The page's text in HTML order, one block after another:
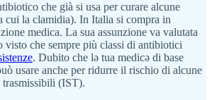
che già si usa per curare alcune
cui la clamidia). In Italia si compra in
medica. La sua assunzione va valutata
visto che sempre più classi di antibiotici
. Dubito che lə tua medicə di base
usare anche per ridurre il rischio di alcune
trasmissibili (IST).